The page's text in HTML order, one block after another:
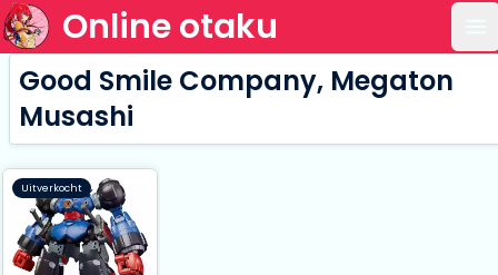
Online otaku
Good Smile Company, Megaton
Musashi
Uitverkocht